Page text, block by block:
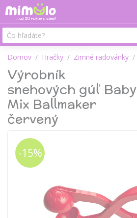
Domov Hračky Zimné radovánky
Výrobník
snehových gúľ Baby
Mix Ballmaker
červený
-15%